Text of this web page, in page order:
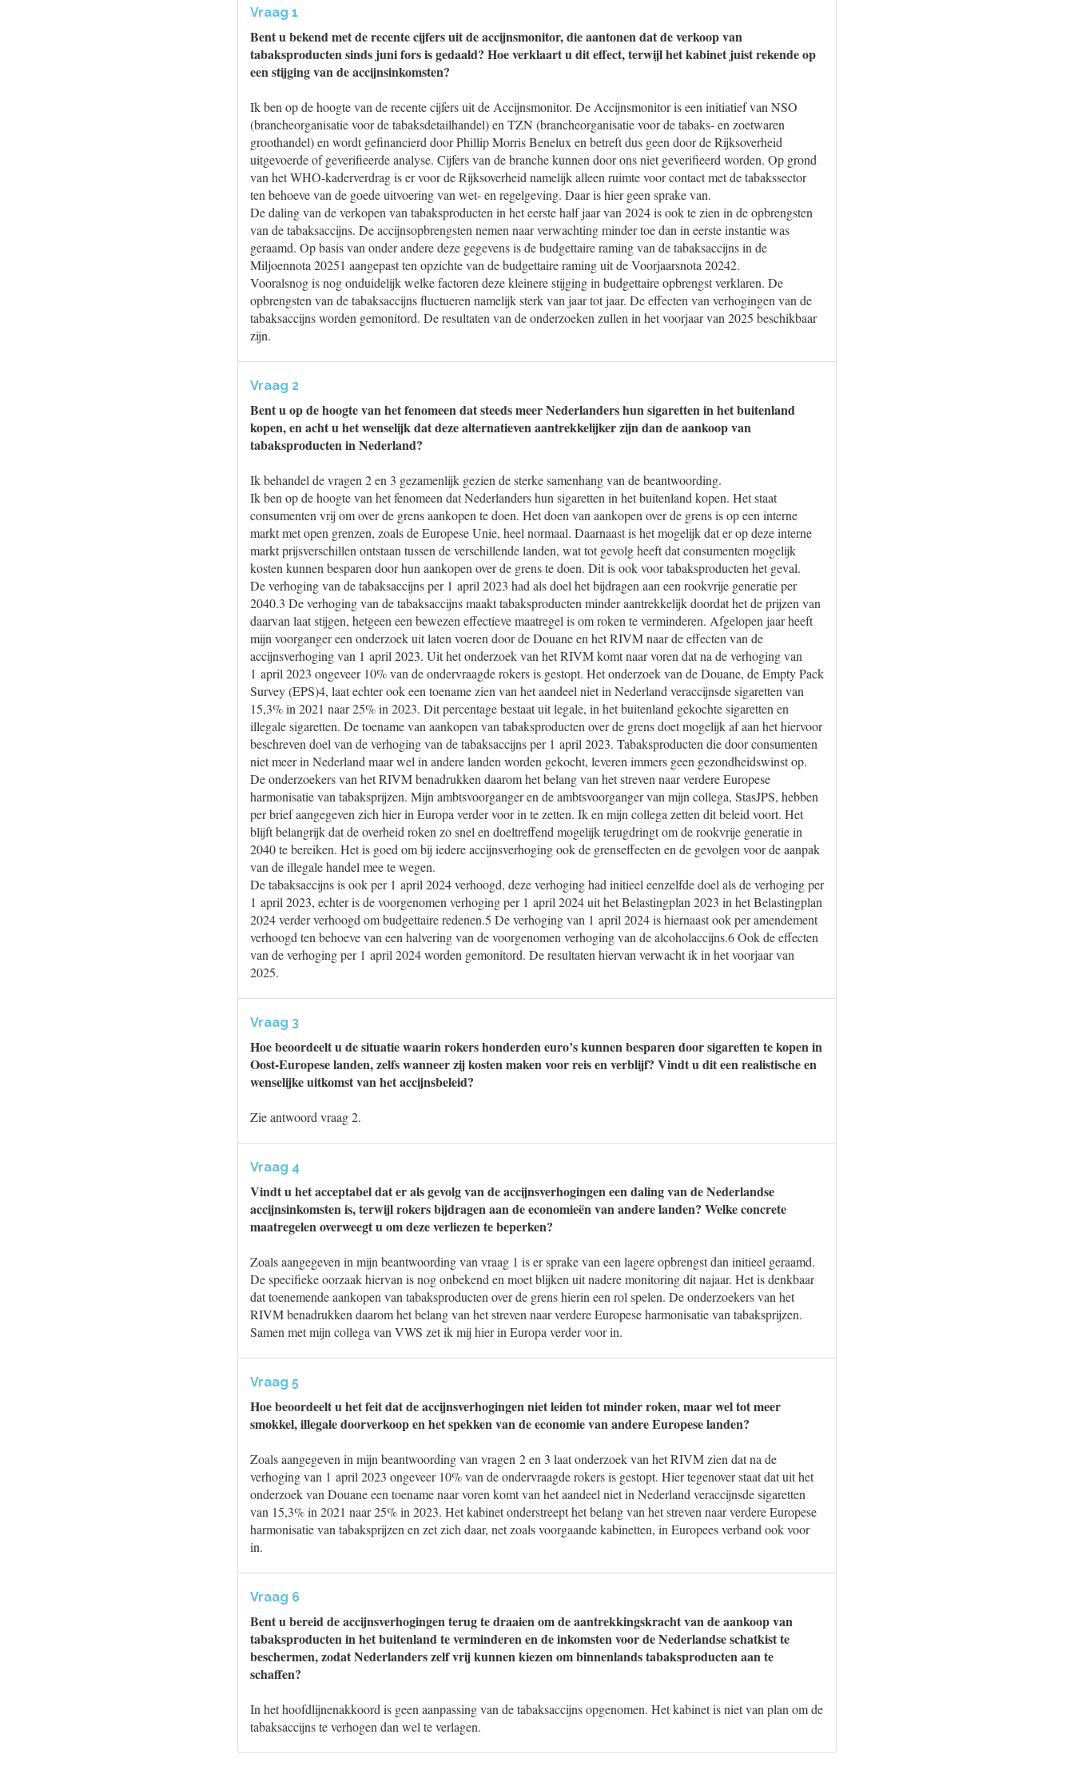
Vraag 1
Bent u bekend met de recente cijfers uit de accijnsmonitor, die aantonen dat de verkoop van
tabaksproducten sinds juni fors is gedaald? Hoe verklaart u dit effect, terwijl het kabinet juist rekende op
een stijging van de accijnsinkomsten?
Ik ben op de hoogte van de recente cijfers uit de Accijnsmonitor. De Accijnsmonitor is een initiatief van NSO
(brancheorganisatie voor de tabaksdetailhandel) en TZN (brancheorganisatie voor de tabaks- en zoetwaren
groothandel) en wordt gefinancierd door Phillip Morris Benelux en betreft dus geen door de Rijksoverheid
uitgevoerde of geverifieerde analyse. Cijfers van de branche kunnen door ons niet geverifieerd worden. Op grond
van het WHO-kaderverdrag is er voor de Rijksoverheid namelijk alleen ruimte voor contact met de tabakssector
ten behoeve van de goede uitvoering van wet- en regelgeving. Daar is hier geen sprake van.
De daling van de verkopen van tabaksproducten in het eerste half jaar van 2024 is ook te zien in de opbrengsten
van de tabaksaccijns. De accijnsopbrengsten nemen naar verwachting minder toe dan in eerste instantie was
geraamd. Op basis van onder andere deze gegevens is de budgettaire raming van de tabaksaccijns in de
Miljoennota 20251 aangepast ten opzichte van de budgettaire raming uit de Voorjaarsnota 20242.
Vooralsnog is nog onduidelijk welke factoren deze kleinere stijging in budgettaire opbrengst verklaren. De
opbrengsten van de tabaksaccijns fluctueren namelijk sterk van jaar tot jaar. De effecten van verhogingen van de
tabaksaccijns worden gemonitord. De resultaten van de onderzoeken zullen in het voorjaar van 2025 beschikbaar
zijn.
Vraag 2
Bent u op de hoogte van het fenomeen dat steeds meer Nederlanders hun sigaretten in het buitenland
kopen, en acht u het wenselijk dat deze alternatieven aantrekkelijker zijn dan de aankoop van
tabaksproducten in Nederland?
Ik behandel de vragen 2 en 3 gezamenlijk gezien de sterke samenhang van de beantwoording.
Ik ben op de hoogte van het fenomeen dat Nederlanders hun sigaretten in het buitenland kopen. Het staat
consumenten vrij om over de grens aankopen te doen. Het doen van aankopen over de grens is op een interne
markt met open grenzen, zoals de Europese Unie, heel normaal. Daarnaast is het mogelijk dat er op deze interne
markt prijsverschillen ontstaan tussen de verschillende landen, wat tot gevolg heeft dat consumenten mogelijk
kosten kunnen besparen door hun aankopen over de grens te doen. Dit is ook voor tabaksproducten het geval.
De verhoging van de tabaksaccijns per 1 april 2023 had als doel het bijdragen aan een rookvrije generatie per
2040.3 De verhoging van de tabaksaccijns maakt tabaksproducten minder aantrekkelijk doordat het de prijzen van
daarvan laat stijgen, hetgeen een bewezen effectieve maatregel is om roken te verminderen. Afgelopen jaar heeft
mijn voorganger een onderzoek uit laten voeren door de Douane en het RIVM naar de effecten van de
accijnsverhoging van 1 april 2023. Uit het onderzoek van het RIVM komt naar voren dat na de verhoging van
1 april 2023 ongeveer 10% van de ondervraagde rokers is gestopt. Het onderzoek van de Douane, de Empty Pack
Survey (EPS)4, laat echter ook een toename zien van het aandeel niet in Nederland veraccijnsde sigaretten van
15,3% in 2021 naar 25% in 2023. Dit percentage bestaat uit legale, in het buitenland gekochte sigaretten en
illegale sigaretten. De toename van aankopen van tabaksproducten over de grens doet mogelijk af aan het hiervoor
beschreven doel van de verhoging van de tabaksaccijns per 1 april 2023. Tabaksproducten die door consumenten
niet meer in Nederland maar wel in andere landen worden gekocht, leveren immers geen gezondheidswinst op.
De onderzoekers van het RIVM benadrukken daarom het belang van het streven naar verdere Europese
harmonisatie van tabaksprijzen. Mijn ambtsvoorganger en de ambtsvoorganger van mijn collega, StasJPS, hebben
per brief aangegeven zich hier in Europa verder voor in te zetten. Ik en mijn collega zetten dit beleid voort. Het
blijft belangrijk dat de overheid roken zo snel en doeltreffend mogelijk terugdringt om de rookvrije generatie in
2040 te bereiken. Het is goed om bij iedere accijnsverhoging ook de grenseffecten en de gevolgen voor de aanpak
van de illegale handel mee te wegen.
De tabaksaccijns is ook per 1 april 2024 verhoogd, deze verhoging had initieel eenzelfde doel als de verhoging per
1 april 2023, echter is de voorgenomen verhoging per 1 april 2024 uit het Belastingplan 2023 in het Belastingplan
2024 verder verhoogd om budgettaire redenen.5 De verhoging van 1 april 2024 is hiernaast ook per amendement
verhoogd ten behoeve van een halvering van de voorgenomen verhoging van de alcoholaccijns.6 Ook de effecten
van de verhoging per 1 april 2024 worden gemonitord. De resultaten hiervan verwacht ik in het voorjaar van
2025.
Vraag 3
Hoe beoordeelt u de situatie waarin rokers honderden euro’s kunnen besparen door sigaretten te kopen in
Oost-Europese landen, zelfs wanneer zij kosten maken voor reis en verblijf? Vindt u dit een realistische en
wenselijke uitkomst van het accijnsbeleid?
Zie antwoord vraag 2.
Vraag 4
Vindt u het acceptabel dat er als gevolg van de accijnsverhogingen een daling van de Nederlandse
accijnsinkomsten is, terwijl rokers bijdragen aan de economieën van andere landen? Welke concrete
maatregelen overweegt u om deze verliezen te beperken?
Zoals aangegeven in mijn beantwoording van vraag 1 is er sprake van een lagere opbrengst dan initieel geraamd.
De specifieke oorzaak hiervan is nog onbekend en moet blijken uit nadere monitoring dit najaar. Het is denkbaar
dat toenemende aankopen van tabaksproducten over de grens hierin een rol spelen. De onderzoekers van het
RIVM benadrukken daarom het belang van het streven naar verdere Europese harmonisatie van tabaksprijzen.
Samen met mijn collega van VWS zet ik mij hier in Europa verder voor in.
Vraag 5
Hoe beoordeelt u het feit dat de accijnsverhogingen niet leiden tot minder roken, maar wel tot meer
smokkel, illegale doorverkoop en het spekken van de economie van andere Europese landen?
Zoals aangegeven in mijn beantwoording van vragen 2 en 3 laat onderzoek van het RIVM zien dat na de
verhoging van 1 april 2023 ongeveer 10% van de ondervraagde rokers is gestopt. Hier tegenover staat dat uit het
onderzoek van Douane een toename naar voren komt van het aandeel niet in Nederland veraccijnsde sigaretten
van 15,3% in 2021 naar 25% in 2023. Het kabinet onderstreept het belang van het streven naar verdere Europese
harmonisatie van tabaksprijzen en zet zich daar, net zoals voorgaande kabinetten, in Europees verband ook voor
in.
Vraag 6
Bent u bereid de accijnsverhogingen terug te draaien om de aantrekkingskracht van de aankoop van
tabaksproducten in het buitenland te verminderen en de inkomsten voor de Nederlandse schatkist te
beschermen, zodat Nederlanders zelf vrij kunnen kiezen om binnenlands tabaksproducten aan te
schaffen?
In het hoofdlijnenakkoord is geen aanpassing van de tabaksaccijns opgenomen. Het kabinet is niet van plan om de
tabaksaccijns te verhogen dan wel te verlagen.